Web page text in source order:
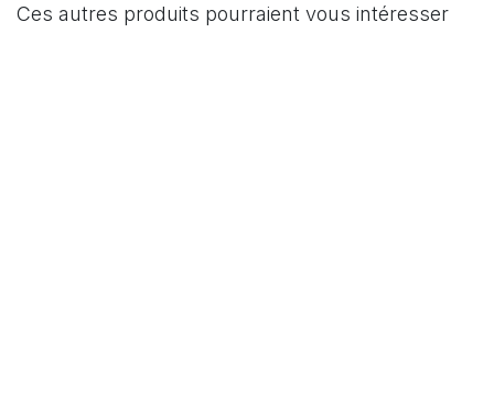
Ces autres produits pourraient vous intéresser